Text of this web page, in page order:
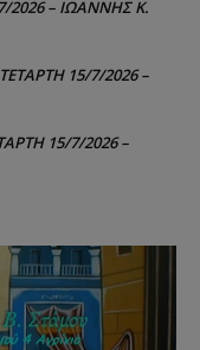
2026 – ΙΩΑΝΝΗΣ Κ.
15/7/2026 –
15/7/2026 –